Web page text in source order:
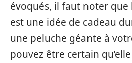
évoqués, il faut noter que
est une idée de cadeau
une peluche géante à
pouvez être certain